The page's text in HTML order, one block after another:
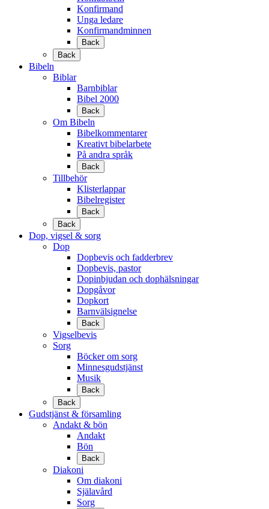
Konfirmand
Unga ledare
Konfirmandminnen
Back
Back
Bibeln
Biblar
Barnbiblar
Bibel 2000
Back
Om Bibeln
Bibelkommentarer
Kreativt bibelarbete
På andra språk
Back
Tillbehör
Klisterlappar
Bibelregister
Back
Back
Dop, vigsel & sorg
Dop
Dopbevis och fadderbrev
Dopbevis, pastor
Dopinbjudan och dophälsningar
Dopgåvor
Dopkort
Barnvälsignelse
Back
Vigselbevis
Sorg
Böcker om sorg
Minnesgudstjänst
Musik
Back
Back
Gudstjänst & församling
Andakt & bön
Andakt
Bön
Back
Diakoni
Om diakoni
Själavård
Sorg